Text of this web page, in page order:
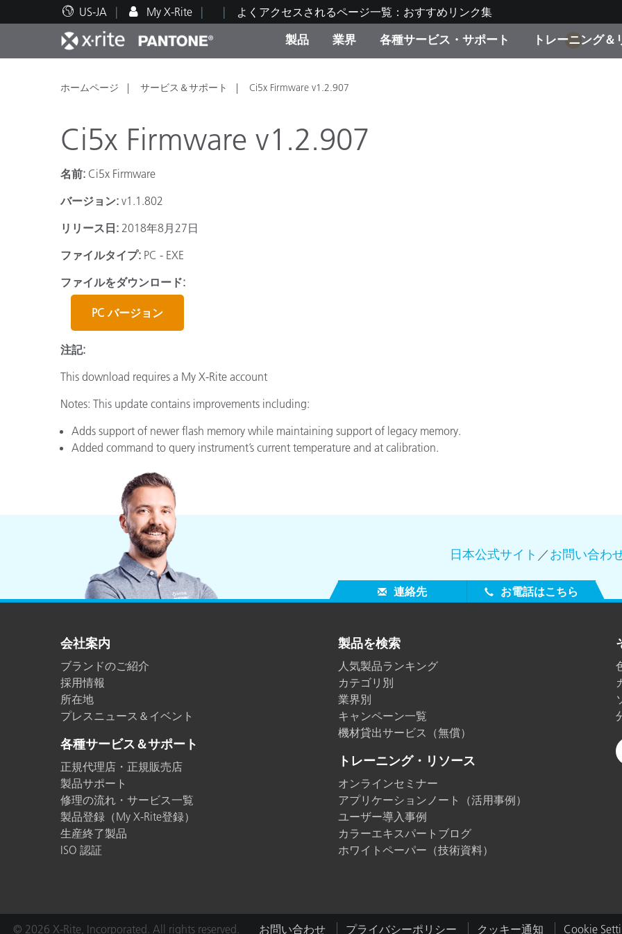
US-JA My X-Rite
よくアクセスされるページ一覧：おすすめリンク集
製品
人気製品ランキング カテゴリ別
業界
印刷＆パッケージ印刷
自動車
プラスチック
塗料・塗装
各種サービス・サポート
テクニカルサポート 修理の流れ・サービス一覧
トレーニング＆
教育関連資料 トレーニング
1
ホームページ サービス＆サポート Ci5x Firmware v1.2.907
Ci5x Firmware v1.2.907
名前: Ci5x Firmware
バージョン: v1.1.802
リリース日: 2018年8月27日
ファイルタイプ: PC - EXE
ファイルをダウンロード:
PC バージョン
注記:
This download requires a My X-Rite account
Notes: This update contains improvements including:
Adds support of newer flash memory while maintaining support of legacy memory.
Added command to query instrument’s current temperature and at calibration.
日本公式サイト ／お問い合わ
連絡先 お電話はこちら
会社案内
ブランドのご紹介
採用情報
所在地
プレスニュース＆イベント
各種サービス＆サポート
正規代理店・正規販売店
製品サポート
修理の流れ・サービス一覧
製品登録（My X-Rite登録）
生産終了製品
ISO 認証
製品を検索
人気製品ランキング
カテゴリ別
業界別
キャンペーン一覧
機材貸出サービス（無償）
トレーニング・リソース
オンラインセミナー
アプリケーションノート（活用事例）
ユーザー導入事例
カラーエキスパートブログ
ホワイトペーパー（技術資料）
© 2026 X-Rite, Incorporated. All rights reserved. お問い合わせ プライバシーポリシー クッキー通知 Cookie